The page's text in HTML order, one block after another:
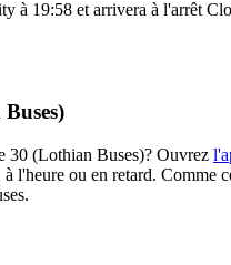
à 19:58 et arrivera à l'arrêt
30 (Lothian Buses)? Ouvrez
ou en retard. Comme